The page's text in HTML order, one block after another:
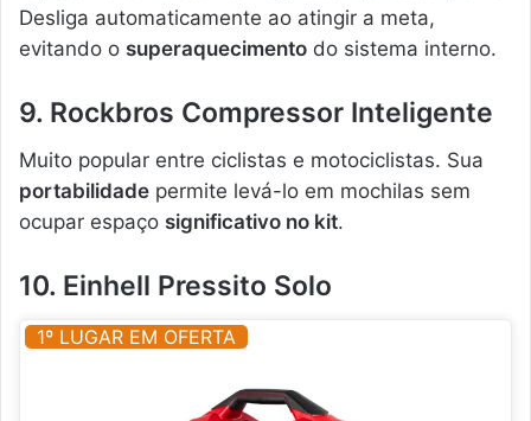
Desliga automaticamente ao atingir a meta,
evitando o superaquecimento do sistema interno.
9. Rockbros Compressor Inteligente
Muito popular entre ciclistas e motociclistas. Sua
portabilidade permite levá-lo em mochilas sem
ocupar espaço significativo no kit.
10. Einhell Pressito Solo
1º LUGAR EM OFERTA